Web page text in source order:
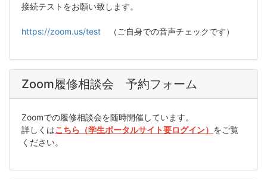
接続テストをお願い致します。
https://zoom.us/test （ご自身での音声チェックです）
Zoom履修相談会 予約フォーム
Zoomでの履修相談会を随時開催しています。
詳しくはこちら（学生ポータルサイト要ログイン） をご覧
ください。